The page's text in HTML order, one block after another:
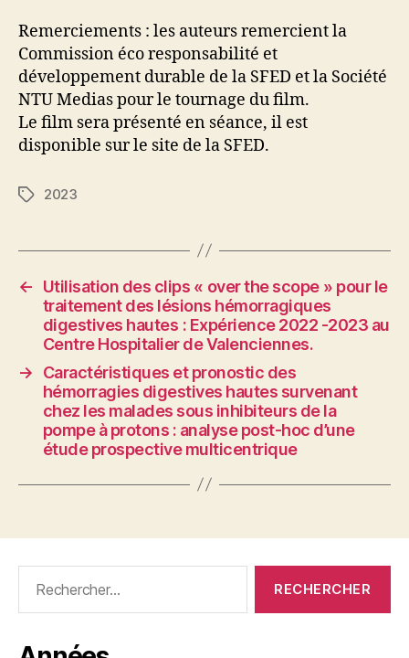
Remerciements : les auteurs remercient la
Commission éco responsabilité et
développement durable de la SFED et la Société
NTU Medias pour le tournage du film.
Le film sera présenté en séance, il est
disponible sur le site de la SFED.
Étiquettes
2023
←
Utilisation des clips « over the scope » pour le
traitement des lésions hémorragiques
digestives hautes : Expérience 2022 -2023 au
Centre Hospitalier de Valenciennes.
→
Caractéristiques et pronostic des
hémorragies digestives hautes survenant
chez les malades sous inhibiteurs de la
pompe à protons : analyse post-hoc d’une
étude prospective multicentrique